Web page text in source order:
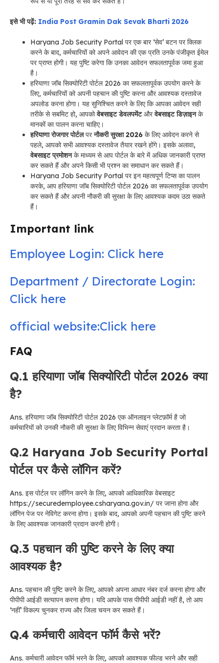
इसे भी पढ़ें: India Post Gramin Dak Sevak Bharti 2026
Haryana Job Security Portal पर एक बार ‘सेव’ बटन पर क्लिक
करने के बाद, कर्मचारियों को अपने आवेदन की एक प्रति उनके पंजीकृत ईमेल
पर प्राप्त होगी। यह पुष्टि करेगा कि उनका आवेदन सफलतापूर्वक जमा हुआ
है।
हरियाणा जॉब सिक्योरिटी पोर्टल 2026 का सफलतापूर्वक उपयोग करने के
लिए, कर्मचारियों को अपनी पहचान की पुष्टि करना और आवश्यक दस्तावेज
अपलोड करना होगा। यह सुनिश्चित करने के लिए कि आपका आवेदन सही
तरीके से सबमिट हो, आपकोवेबसाइट डेवलपमेंटऔरवेबसाइट डिज़ाइनके
मानकों का पालन करना चाहिए।
हरियाणा रोजगार पोर्टलपरनौकरी सुरक्षा 2026 के लिए आवेदन करने से
पहले, आपको सभी आवश्यक दस्तावेज तैयार रखने होंगे। इसके अलावा,
वेबसाइट प्रमोशनके माध्यम से आप पोर्टल के बारे में अधिक जानकारी प्राप्त
कर सकते हैं और अपने किसी भी प्रश्न का समाधान कर सकते हैं।
Haryana Job Security Portal पर इन महत्वपूर्ण टिप्स का पालन
करके, आप हरियाणा जॉब सिक्योरिटी पोर्टल 2026 का सफलतापूर्वक उपयोग
कर सकते हैं और अपनी नौकरी की सुरक्षा के लिए आवश्यक कदम उठा सकते
हैं।
Important link
Employee Login: Click here
Department / Directorate Login:
Click here
official website:Click here
FAQ
Q.1 हरियाणा जॉब सिक्योरिटी पोर्टल 2026 क्या
है?
Ans. हरियाणा जॉब सिक्योरिटी पोर्टल 2026 एक ऑनलाइन प्लेटफ़ॉर्म है जो
कर्मचारियों को उनकी नौकरी की सुरक्षा के लिए विभिन्न सेवाएं प्रदान करता है।
Q.2 Haryana Job Security Portal
पोर्टल पर कैसे लॉगिन करें?
Ans. इस पोर्टल पर लॉगिन करने के लिए, आपको आधिकारिक वेबसाइट
https://securedemployee.csharyana.gov.in/ पर जाना होगा और
लॉगिन पेज पर नेविगेट करना होगा। इसके बाद, आपको अपनी पहचान की पुष्टि करने
के लिए आवश्यक जानकारी प्रदान करनी होगी।
Q.3 पहचान की पुष्टि करने के लिए क्या
आवश्यक है?
Ans. पहचान की पुष्टि करने के लिए, आपको अपना आधार नंबर दर्ज करना होगा और
पीपीपी आईडी सत्यापन करना होगा। यदि आपके पास पीपीपी आईडी नहीं है, तो आप
‘नहीं’ विकल्प चुनकर राज्य और जिला चयन कर सकते हैं।
Q.4 कर्मचारी आवेदन फॉर्म कैसे भरें?
Ans. कर्मचारी आवेदन फॉर्म भरने के लिए, आपको आवश्यक फील्ड भरने और सही